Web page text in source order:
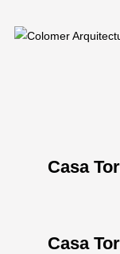
Casa
Casa